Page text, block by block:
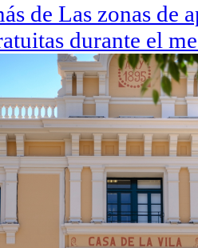
de Las zonas de
durante el